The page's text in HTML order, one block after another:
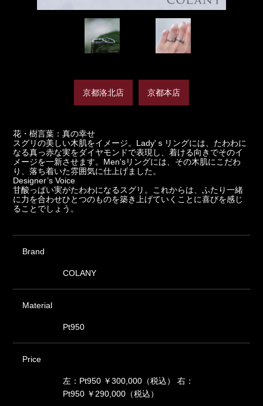
京都洛北店 京都本店
花・樹言葉：真の幸せ
スグリの美しい木肌をイメージ。Lady'ｓリングには、たわわに
なる真っ赤な実をダイヤモンドで表現し、着ける向きでそのイ
メージを一新させます。Men'sリングには、その木肌にこだわ
り、落ち着いた雰囲気に仕上げました。
Designer’s Voice
甘酸っぱい実がたわわになるスグリ。これからは、ふたり一緒
に力を合わせひとつのものを築き上げていくことに喜びを感じ
ることでしょう。
Brand
COLANY
Material
Pt950
Price
左：Pt950 ￥300,000（税込） 右：
Pt950 ￥290,000（税込）